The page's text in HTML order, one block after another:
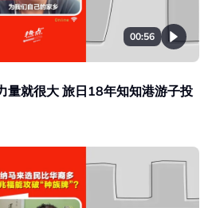
00:56
量就很大 旅日18年知知港游子投